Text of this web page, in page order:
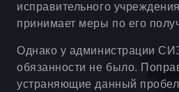
исправительного
принимает меры по его
Однако у администрации
обязанности не было.
устраняющие данный